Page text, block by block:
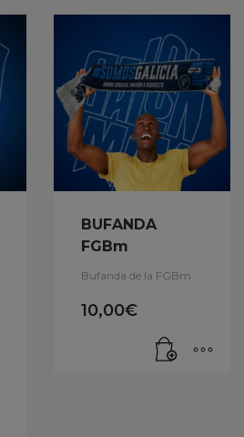
BUFANDA
FGBm
Bufanda de la FGBm
10,00€